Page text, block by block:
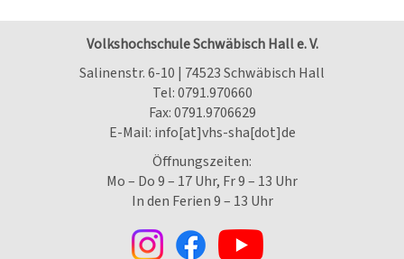
Volkshochschule Schwäbisch Hall e. V.
Salinenstr. 6-10 | 74523 Schwäbisch Hall
Tel:0791.970660
Fax: 0791.9706629
E-Mail: info[at]vhs-sha[dot]de
Öffnungszeiten:
Mo – Do 9 – 17 Uhr, Fr 9 – 13 Uhr
In den Ferien 9 – 13 Uhr